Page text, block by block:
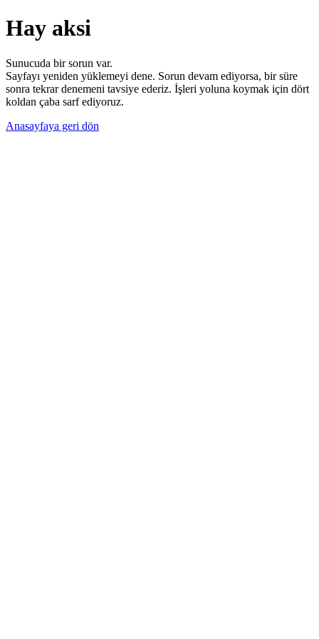
Hay aksi
Sunucuda bir sorun var.
Sayfayı yeniden yüklemeyi dene. Sorun devam ediyorsa, bir süre
sonra tekrar denemeni tavsiye ederiz. İşleri yoluna koymak için dört
koldan çaba sarf ediyoruz.
Anasayfaya geri dön